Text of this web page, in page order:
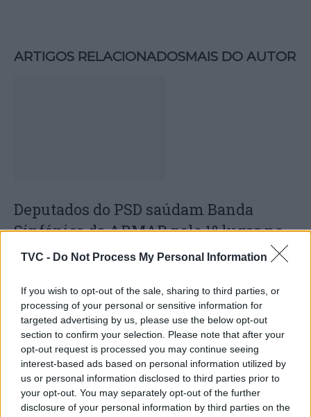
TVC - Do Not Process My Personal Information
If you wish to opt-out of the sale, sharing to third parties, or
processing of your personal or sensitive information for
targeted advertising by us, please use the below opt-out
section to confirm your selection. Please note that after your
opt-out request is processed you may continue seeing
interest-based ads based on personal information utilized by
us or personal information disclosed to third parties prior to
your opt-out. You may separately opt-out of the further
disclosure of your personal information by third parties on the
ARTIGOS RELACIONADOSMAIS DO AUTOR
Deputados do PSD saúdam Banda
Sinfónica da ARMAB pelo 1º lugar no
certame internacional de Valência
Capacita Jovem de Poiares aproxima